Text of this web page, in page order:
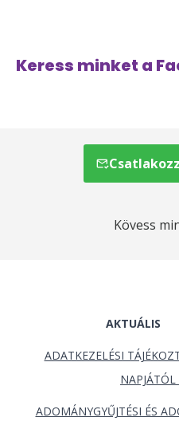
Keress minket a
Kövess
AKTUÁLIS
ADATKEZELÉSI
ADOMÁNYGYŰJTÉSI ÉS